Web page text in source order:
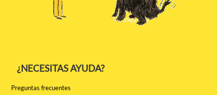
¿NECESITAS AYUDA?
Preguntas frecuentes